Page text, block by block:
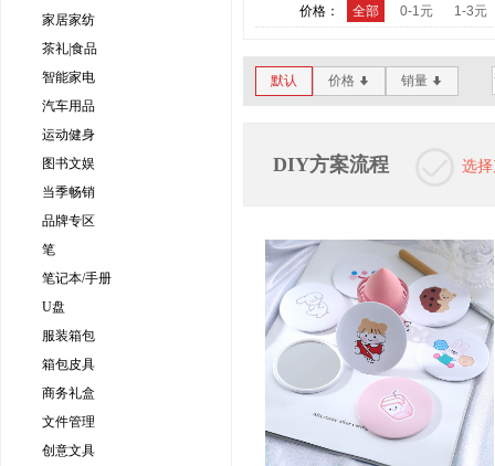
家居家纺
茶礼|食品
智能家电
汽车用品
运动健身
图书文娱
当季畅销
品牌专区
笔
笔记本/手册
U盘
服装箱包
箱包皮具
商务礼盒
文件管理
创意文具
价格： 全部 0-1元 1-3元
默认 价格 * 销量 *
DIY方案流程 选